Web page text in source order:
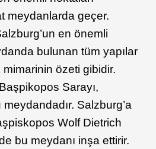
meydanlarda geçer.
en önemli
bulunan tüm yapılar
özeti gibidir.
Sarayı,
Salzburg’a
Wolf Dietrich
bu meydanı inşa ettirir.